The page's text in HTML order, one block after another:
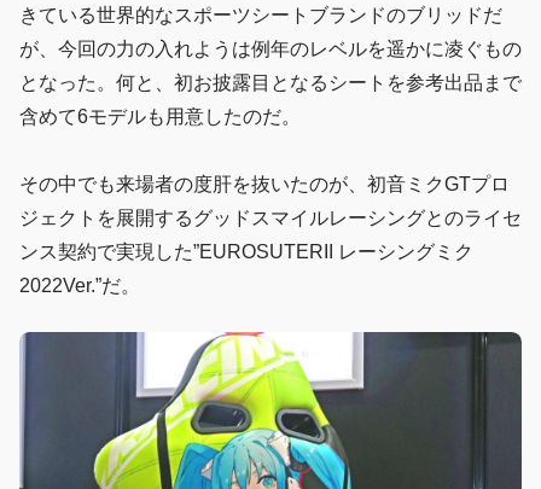
きている世界的なスポーツシートブランドのブリッドだ
が、今回の力の入れようは例年のレベルを遥かに凌ぐもの
となった。何と、初お披露目となるシートを参考出品まで
含めて6モデルも用意したのだ。
その中でも来場者の度肝を抜いたのが、初音ミクGTプロ
ジェクトを展開するグッドスマイルレーシングとのライセ
ンス契約で実現した”EUROSUTERII レーシングミク
2022Ver.”だ。